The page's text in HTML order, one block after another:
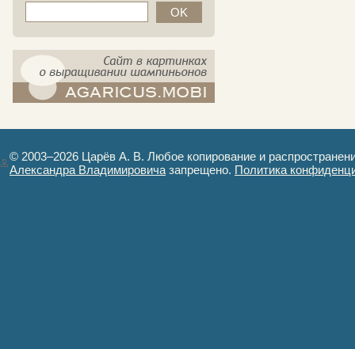
© 2003–2026 Царёв А. В. Любое копирование и
Александра Владимировича запрещено. Политика
Авторизация